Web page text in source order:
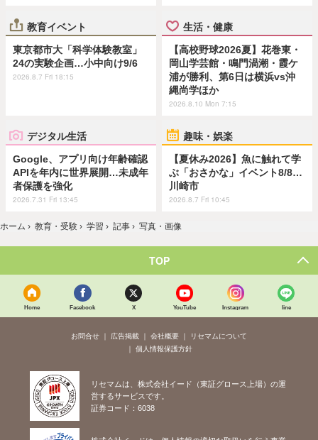
教育イベント
東京都市大「科学体験教室」
24の実験企画…小中向け9/6
2026.8.7 Fri 18:15
生活・健康
【高校野球2026夏】花巻東・
岡山学芸館・鳴門渦潮・霞ケ
浦が勝利、第6日は横浜vs沖
縄尚学ほか
2026.8.10 Mon 7:15
デジタル生活
Google、アプリ向け年齢確認
APIを年内に世界展開…未成年
者保護を強化
2026.7.31 Fri 13:45
趣味・娯楽
【夏休み2026】魚に触れて学
ぶ「おさかな」イベント8/8…
川崎市
2026.8.7 Fri 10:45
ホーム › 教育・受験 › 学習 › 記事 › 写真・画像
TOP
Home Facebook X YouTube Instagram line
お問合せ 広告掲載 会社概要
リセマムについて
個人情報保護方針
リセマムは、株式会社イード（東証グロース上場）の運
営するサービスです。
証券コード：6038